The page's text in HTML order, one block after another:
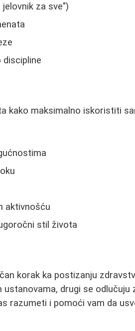
za sve")
discipline
kako maksimalno iskoristiti
aktivnošću
stil života
korak ka postizanju
drugi se odlučuju
razumeti i pomoći vam da